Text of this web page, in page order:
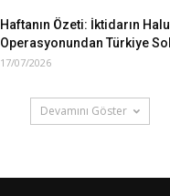
Haftanın Özeti: İktidarın
Operasyonundan Türkiye
17/07/2026
Devamını Göster